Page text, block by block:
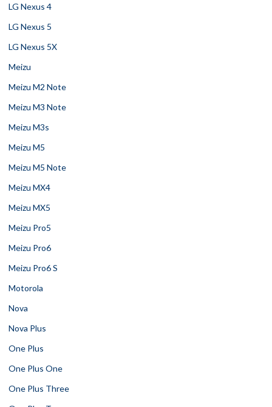
LG Nexus 4
LG Nexus 5
LG Nexus 5X
Meizu
Meizu M2 Note
Meizu M3 Note
Meizu M3s
Meizu M5
Meizu M5 Note
Meizu MX4
Meizu MX5
Meizu Pro5
Meizu Pro6
Meizu Pro6 S
Motorola
Nova
Nova Plus
One Plus
One Plus One
One Plus Three